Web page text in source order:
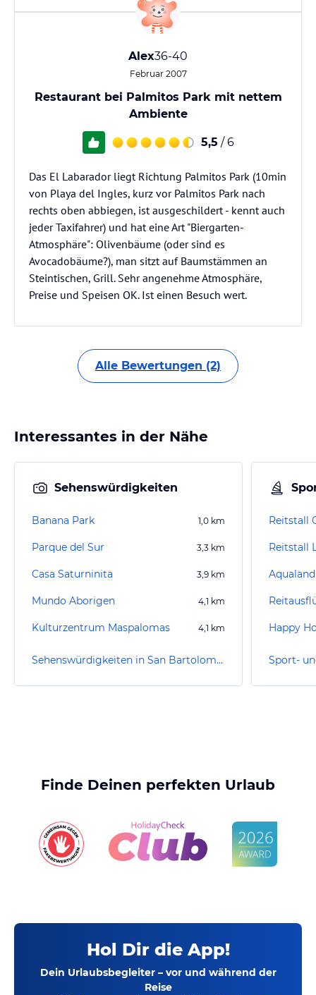
Alex36-40
Februar 2007
Restaurant bei Palmitos Park mit nettem
Ambiente
5,5 / 6
Das El Labarador liegt Richtung Palmitos Park (10min
von Playa del Ingles, kurz vor Palmitos Park nach
rechts oben abbiegen, ist ausgeschildert - kennt auch
jeder Taxifahrer) und hat eine Art "Biergarten-
Atmosphäre": Olivenbäume (oder sind es
Avocadobäume?), man sitzt auf Baumstämmen an
Steintischen, Grill. Sehr angenehme Atmosphäre,
Preise und Speisen OK. Ist einen Besuch wert.
Alle Bewertungen (2)
Interessantes in der Nähe
Sehenswürdigkeiten
Banana Park 1,0 km
Parque del Sur 3,3 km
Casa Saturninita 3,9 km
Mundo Aborigen 4,1 km
Kulturzentrum Maspalomas 4,1 km
Sehenswürdigkeiten in San Bartolome de Tirajana
Reitstall
Reitstall
Aqualand
Happy
Finde Deinen perfekten Urlaub
Hol Dir die App!
Dein Urlaubsbegleiter – vor und während der
Reise